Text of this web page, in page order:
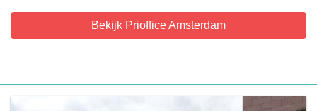
Bekijk Prioffice Amsterdam